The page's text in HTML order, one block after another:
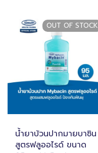
OUT OF STOCK
น้ำยาบ้วนปากมายบาซิน
สูตรฟลูออไรด์ ขนาด